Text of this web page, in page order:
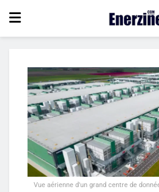
Vue aérienne d'un grand centre de